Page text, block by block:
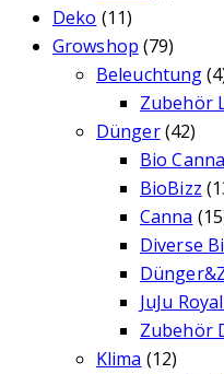
Deko (11)
Growshop (79)
Beleuchtung
Zubehör
Dünger(42)
Bio Canna
BioBizz
Canna
Diverse
JuJu
Zubehör
Klima (12)